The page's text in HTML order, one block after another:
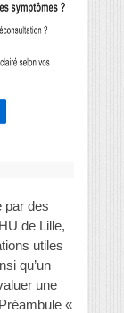
par des
de Lille,
utiles
qu’un
une
«